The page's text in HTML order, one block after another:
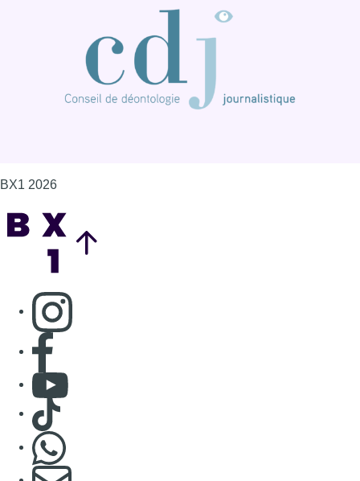
BX1 2026
Consulter page Instagram
Consulter page Facebook
Consulter Youtube
Consulter TikTok
S'abonner à notre newsletter